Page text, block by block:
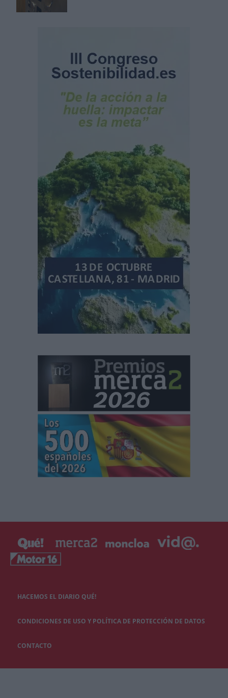
HACEMOS EL DIARIO QUÉ!
CONDICIONES DE USO Y POLÍTICA DE PROTECCIÓN DE DATOS
CONTACTO